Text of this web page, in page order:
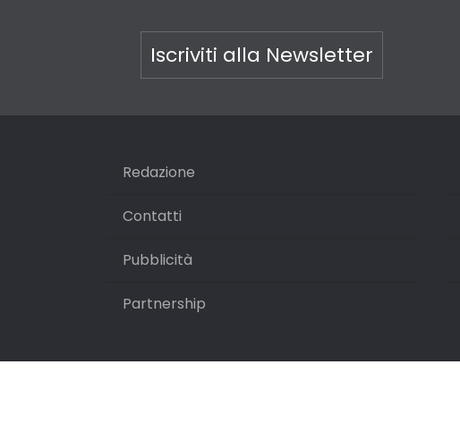
Iscriviti alla Newsletter
Redazione
Contatti
Pubblicità
Partnership